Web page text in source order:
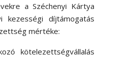
a Széchenyi Kártya
kezességi díjtámogatás
mértéke:
kötelezettségvállalás